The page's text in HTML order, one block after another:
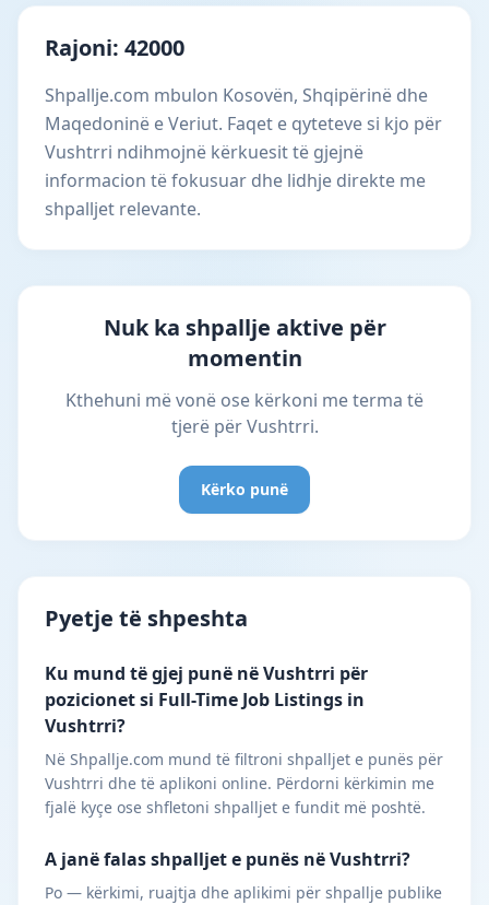
Rajoni: 42000
Shpallje.com mbulon Kosovën, Shqipërinë dhe
Maqedoninë e Veriut. Faqet e qyteteve si kjo për
Vushtrri ndihmojnë kërkuesit të gjejnë
informacion të fokusuar dhe lidhje direkte me
shpalljet relevante.
Nuk ka shpallje aktive për
momentin
Kthehuni më vonë ose kërkoni me terma të
tjerë për Vushtrri.
Kërko punë
Pyetje të shpeshta
Ku mund të gjej punë në Vushtrri për
pozicionet si Full-Time Job Listings in
Vushtrri?
Në Shpallje.com mund të filtroni shpalljet e punës për
Vushtrri dhe të aplikoni online. Përdorni kërkimin me
fjalë kyçe ose shfletoni shpalljet e fundit më poshtë.
A janë falas shpalljet e punës në Vushtrri?
Po — kërkimi, ruajtja dhe aplikimi për shpallje publike